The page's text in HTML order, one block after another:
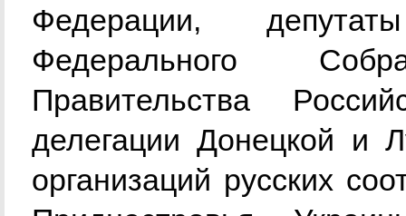
Федерации,
Федерального
Правительства
делегации Донецкой и
организаций русских